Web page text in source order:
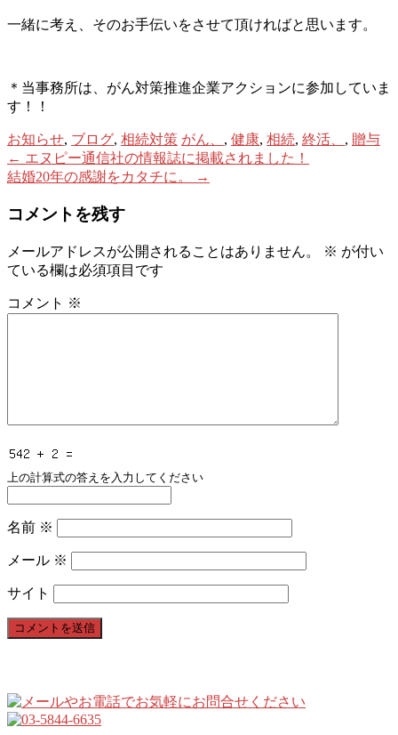
一緒に考え、そのお手伝いをさせて頂ければと思います。
＊当事務所は、がん対策推進企業アクションに参加していま
す！！
お知らせ, ブログ, 相続対策 がん、 , 健康, 相続, 終活、 , 贈与
Post
navigation
← エヌピー通信社の情報誌に掲載されました！
結婚20年の感謝をカタチに。
→
コメントを残す
メールアドレスが公開されることはありません。 ※ が付い
ている欄は必須項目です
コメント ※
上の計算式の答えを入力してください
名前 ※
メール ※
サイト